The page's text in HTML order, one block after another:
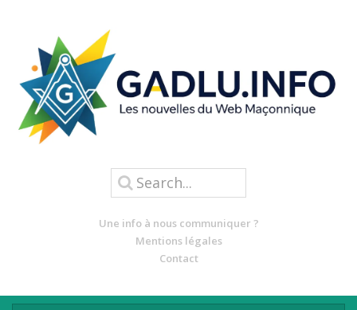
Une info à nous communiquer ?
Mentions légales
Contact